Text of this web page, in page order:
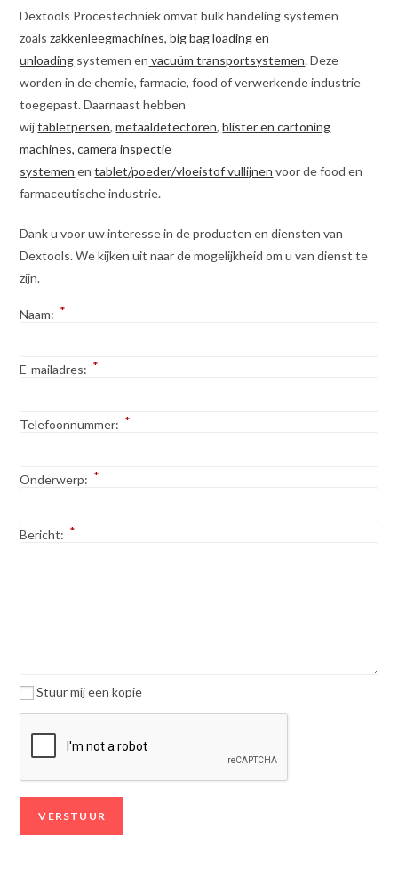
Dextools Procestechniek omvat bulk handeling systemen
zoalszakkenleegmachines,big bag loading en
unloading systemen en vacuüm transportsystemen. Deze
worden in de chemie, farmacie, food of verwerkende industrie
toegepast. Daarnaast hebben
wijtabletpersen,metaaldetectoren,blister en cartoning
machines, camera inspectie
systemen entablet/poeder/vloeistof vullijnen voor de food en
farmaceutische industrie.
Dank u voor uw interesse in de producten en diensten van
Dextools. We kijken uit naar de mogelijkheid om u van dienst te
zijn.
Naam: *
E-mailadres: *
Telefoonnummer: *
Onderwerp: *
Bericht: *
Stuur mij een kopie